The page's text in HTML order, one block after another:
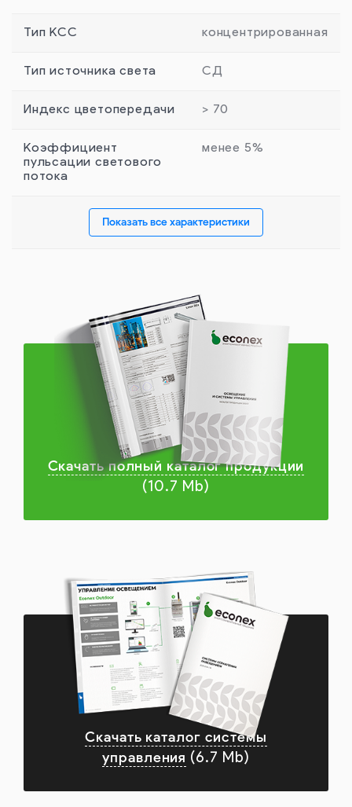
Тип КСС концентрированная
Тип источника света СД
Индекс цветопередачи > 70
Коэффициент
пульсации светового
потока
менее 5%
Показать все характеристики
Скачать полный каталог продукции
(10.7 Mb)
Скачать каталог системы
управления (6.7 Mb)